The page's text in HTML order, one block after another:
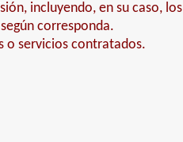
incluyendo, en su caso, los
corresponda.
o servicios contratados.